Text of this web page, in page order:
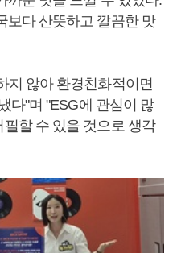
보다 산뜻하고 깔끔한 맛
지 않아 환경친화적이면
다"며 "ESG에 관심이 많
할 수 있을 것으로 생각